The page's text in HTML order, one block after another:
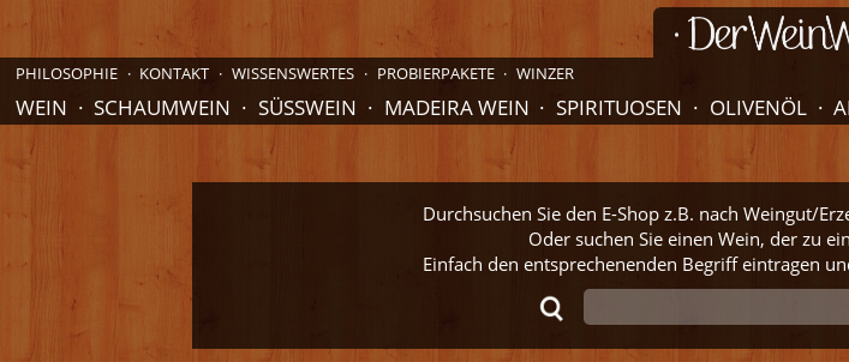
PHILOSOPHIE KONTAKT WISSENSWERTES PROBIERPAKETE WINZER
WEIN SCHAUMWEIN SÜSSWEIN MADEIRA WEIN SPIRITUOSEN OLIVENÖL
Durchsuchen Sie den E-Shop z.B. nach Weingut/
Oder suchen Sie einen Wein, der zu
Einfach den entsprechenenden Begriff eintragen